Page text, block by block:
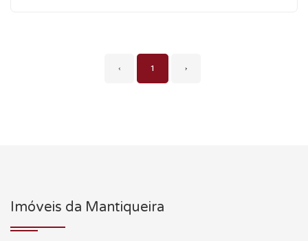
‹ 1 ›
Imóveis da Mantiqueira